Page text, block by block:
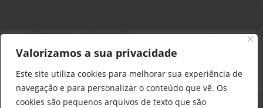
Valorizamos a sua privacidade
Este site utiliza cookies para melhorar sua experiência de
navegação e para personalizar o conteúdo que vê. Os
cookies são pequenos arquivos de texto que são
Delarobia – Construção
912 441 514
construcao@delarobia.pt
R. António Andrade, 1171
2820-287 • Charneca de Caparica